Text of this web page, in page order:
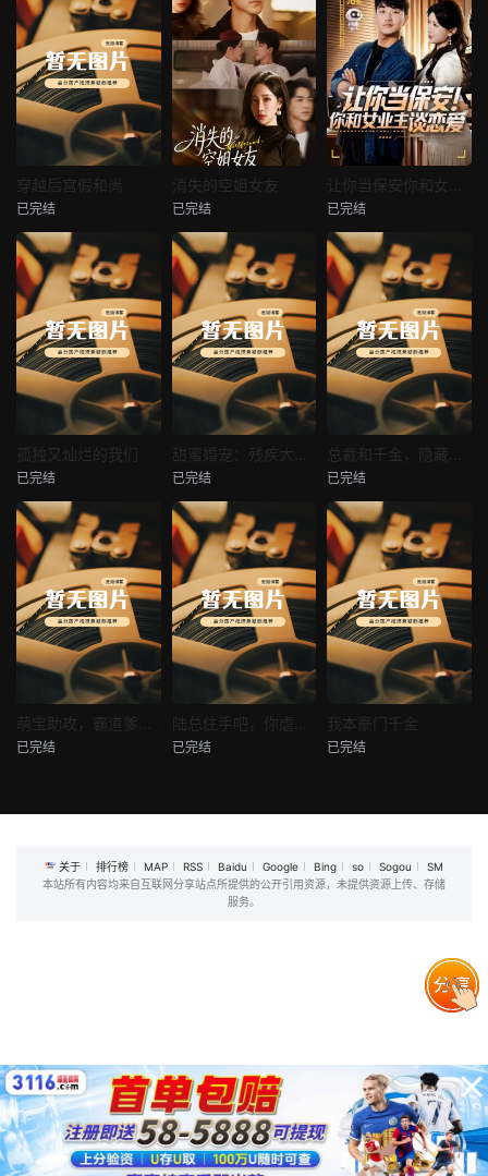
未知
穿越后宫假和尚
已完结
热播
未知
消失的空姐女友
已完结
未知
已完结
未知
孤独又灿烂的我们
已完结
热播
未知
已完结
热播
未知
已完结
热播
已完结
热播
已完结
热播
我本豪门千金
我本豪门千金
已完结
关于 排行榜 MAP RSS Baidu Google Bing so Sogou
SM
本站所有内容均来自互联网分享站点所提供的公开引用资源，未提供资源上传、存储
服务。